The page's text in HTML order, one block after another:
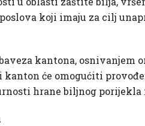
koji imaju za cilj
kantona, osnivanjem
će omogućiti
hrane biljnog porijekla